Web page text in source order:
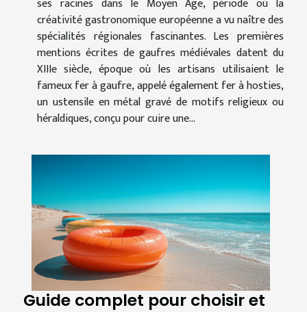
ses racines dans le Moyen Âge, période où la
créativité gastronomique européenne a vu naître des
spécialités régionales fascinantes. Les premières
mentions écrites de gaufres médiévales datent du
XIIIe siècle, époque où les artisans utilisaient le
fameux fer à gaufre, appelé également fer à hosties,
un ustensile en métal gravé de motifs religieux ou
héraldiques, conçu pour cuire une...
Guide complet pour choisir et